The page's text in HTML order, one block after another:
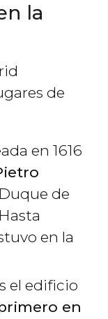
la
de
en 1616
de
en la
el edificio
en